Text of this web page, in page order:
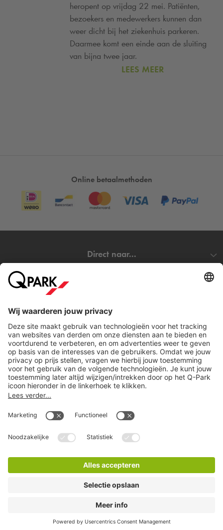
heropent op vrijdag 22 mei. Patiënten,
bezoekers en medewerkers kunnen dan
weer dicht bij het ziekenhuis parkeren.
Daarmee komt een einde aan de sluiting
van bijna twee jaar.
LEES MEER
Online betaalmethoden
Direct naar...
Copyright
Privacy statement
Disclaimer